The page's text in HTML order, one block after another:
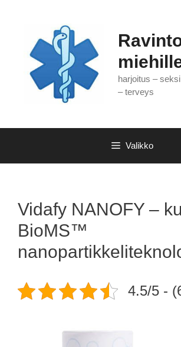
harjoitus –
– terveys
Valikko
Vidafy NANOFY –
BioMS™
4.5/5 -